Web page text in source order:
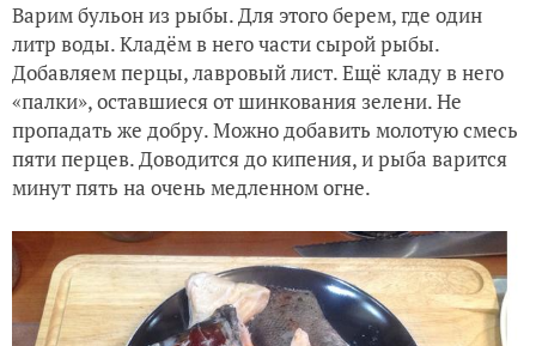
Варим бульон из рыбы. Для этого берем, где один
литр воды. Кладём в него части сырой рыбы.
Добавляем перцы, лавровый лист. Ещё кладу в него
«палки», оставшиеся от шинкования зелени. Не
пропадать же добру. Можно добавить молотую смесь
пяти перцев. Доводится до кипения, и рыба варится
минут пять на очень медленном огне.